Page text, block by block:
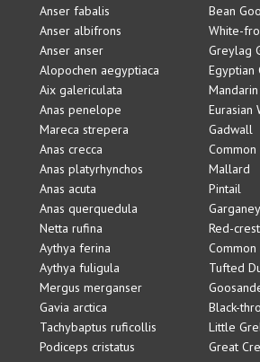
Anser fabalis
Bean
Anser albifrons
White-
Anser anser
Greylag
Alopochen aegyptiaca
Egyptian
Aix galericulata
Anas penelope
Eurasian
Mareca strepera
Gadwall
Anas crecca
Common
Anas platyrhynchos
Mallard
Anas acuta
Pintail
Anas querquedula
Garganey
Netta rufina
Red-
Aythya ferina
Common
Aythya fuligula
Tufted
Mergus merganser
Gavia arctica
Black-
Tachybaptus ruficollis
Little
Podiceps cristatus
Great